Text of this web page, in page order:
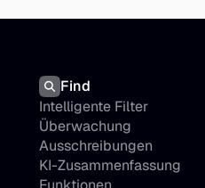
Find
Intelligente Filter
Überwachung
Ausschreibungen
KI-Zusammenfassung